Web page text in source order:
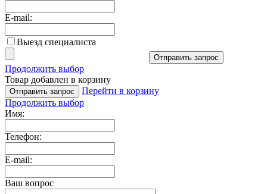
E-mail:
Выезд специалиста
Отправить запрос
Продолжить выбор
Товар добавлен в корзину
Отправить запрос
Перейти в корзину
Продолжить выбор
Имя:
Телефон:
E-mail:
Ваш вопрос